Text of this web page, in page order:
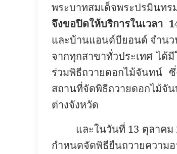
พระบาทสมเด็จพระปรมินท
จึงขอปิดให้บริการในเวลา
และบ้านแอนด์บียอนด์ จำนว
จากทุกสาขาทั่วประเทศ ได้
ร่วมพิธีถวายดอกไม้จันทน์ ซึ่
สถานที่จัดพิธีถวายดอกไม้จั
ต่างจังหวัด
และในวันที่ 13 ตุลาคม
กำหนดจัดพิธียืนถวายความ